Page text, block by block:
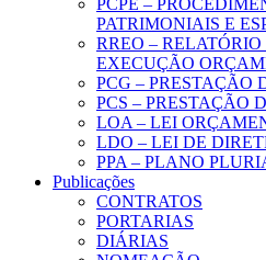
PCPE –
PATRIMONIAIS E
RREO –
EXECUÇÃO
PCG – PRESTAÇÃO
PCS – PRESTAÇÃO
LOA – LEI
LDO – LEI DE
PPA – PLANO
Publicações
CONTRATOS
PORTARIAS
DIÁRIAS